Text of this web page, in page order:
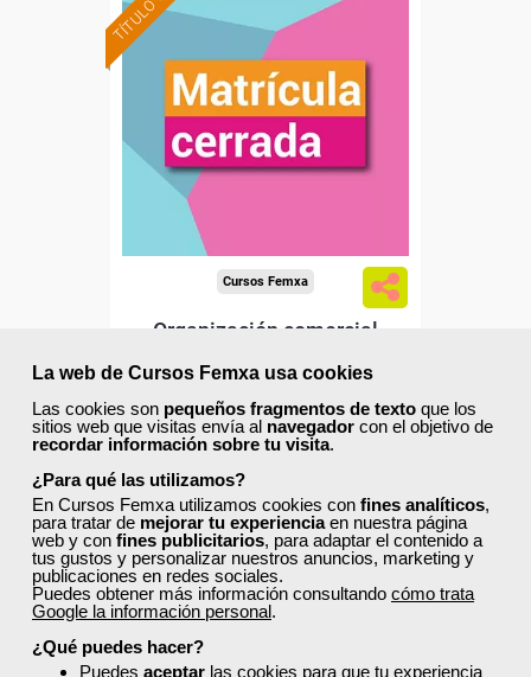
La web de Cursos Femxa usa cookies
Las cookies son pequeños fragmentos de texto que los
sitios web que visitas envía al navegador con el objetivo de
recordar información sobre tu visita.
¿Para qué las utilizamos?
En Cursos Femxa utilizamos cookies con fines analíticos,
para tratar de mejorar tu experienciaen nuestra página
web y con fines publicitarios, para adaptar el contenido a
tus gustos y personalizar nuestros anuncios, marketing y
publicaciones en redes sociales.
Puedes obtener más información consultando cómo trata
Google la información personal.
¿Qué puedes hacer?
Puedes aceptar las cookies para que tu experiencia
Cursos Femxa
Organización comercial
Curso Gratuito
120 horas
Online (Madrid )
Matrícula cerrada
4 56